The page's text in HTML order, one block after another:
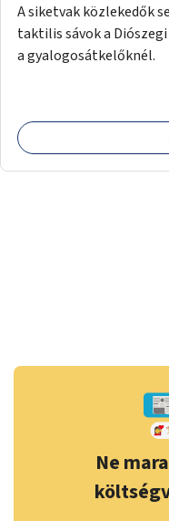
A siketvak közlekedők
taktilis sávok a
a gyalogosátkelőknél.
Ne